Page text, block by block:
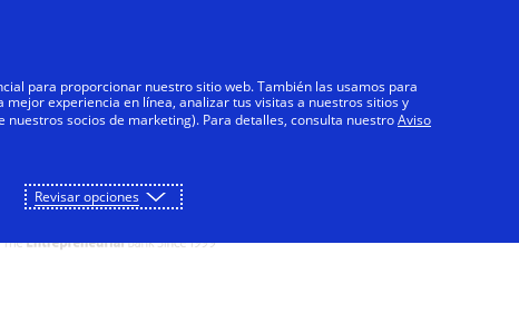
para proporcionar nuestro sitio web. También las usamos para
experiencia en línea, analizar tus visitas a nuestros sitios y
socios de marketing). Para detalles, consulta nuestroAviso
Revisar opciones